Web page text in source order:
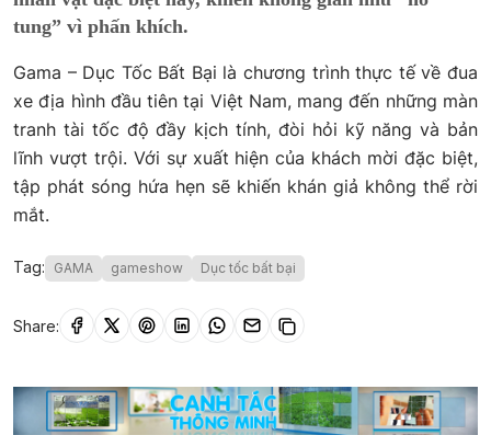
tung” vì phấn khích.
Gama – Dục Tốc Bất Bại là chương trình thực tế về đua
xe địa hình đầu tiên tại Việt Nam, mang đến những màn
tranh tài tốc độ đầy kịch tính, đòi hỏi kỹ năng và bản
lĩnh vượt trội. Với sự xuất hiện của khách mời đặc biệt,
tập phát sóng hứa hẹn sẽ khiến khán giả không thể rời
mắt.
Tag: GAMA gameshow Dục tốc bất bại
Share: